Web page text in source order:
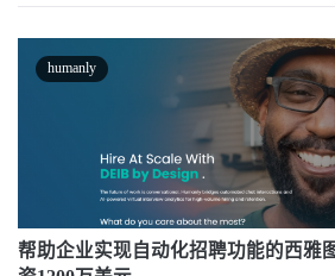
2400万美元。分析人士指出，在全球招聘
的当下，Humanly 此类集成 AI 交互与自动
案，正在成为中大型企业关注的新选择。
年，将有超过30%的企业初步引入 AI 主导
Humanly 的产品思路正契合这一趋势，以
理”的智能化升级。 关于 HumanlyHumanly成立于西雅图，是一家致
力于构建包容、高效、AI 驱动的招聘平台
Conversational AI 平台服务于中型与大型
程自动化和候选人体验方面表现突出。 如需引用，请注明出处：
HRTech资讯（2025年5月）
家称，人工智能正在迅速改变招聘领域，
候都更有效地识别、吸引和聘用顶尖人才
和 Teamable 将引领这一变革，为客户提供
程，为候选人和招聘团队带来更好的结果。 “Humanly首席执行
Prem Kumar表示：”我们对Teamable的收
队赋能之路上的一个重要里程碑。“我们将
为客户提供所需的工具，不仅帮助他们找
地吸引和转化他们。我们正在将发布职位
的日程表上--中间无需人工--的梦想变为现
供卓越价值迈出的一大步。 Teamable首席执行官Matthew Raymond将
加入Humanly，担任产品副总裁。他指出
humanly
帮助企业实现自动化招聘功能的西雅